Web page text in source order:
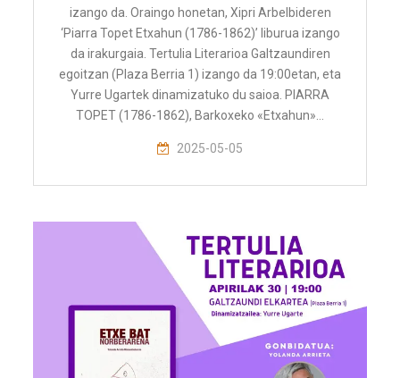
izango da. Oraingo honetan, Xipri Arbelbideren
‘Piarra Topet Etxahun (1786-1862)’ liburua izango
da irakurgaia. Tertulia Literarioa Galtzaundiren
egoitzan (Plaza Berria 1) izango da 19:00etan, eta
Yurre Ugartek dinamizatuko du saioa. PIARRA
TOPET (1786-1862), Barkoxeko «Etxahun»…
2025-05-05